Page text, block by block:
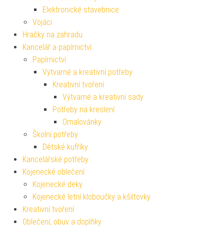
Elektronické stavebnice
Vojáci
Hračky na zahradu
Kancelář a papírnictví
Papírnictví
Výtvarné a kreativní potřeby
Kreativní tvoření
Výtvarné a kreativní sady
Potřeby na kreslení
Omalovánky
Školní potřeby
Dětské kufříky
Kancelářské potřeby
Kojenecké oblečení
Kojenecké deky
Kojenecké letní kloboučky a kšiltovky
Kreativní tvoření
Oblečení, obuv a doplňky